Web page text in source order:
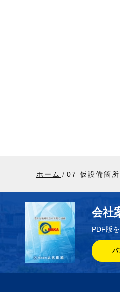
ホーム 07 仮設備箇
会社
PDF版